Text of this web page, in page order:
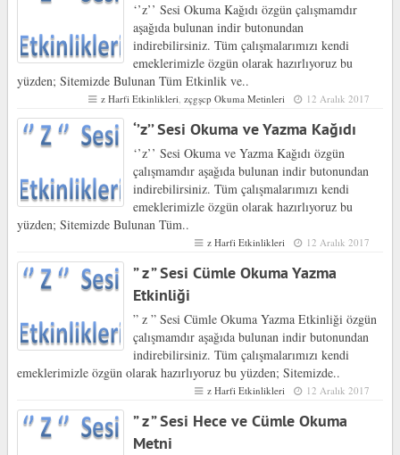
‘’z’’ Sesi Okuma Kağıdı özgün çalışmamdır
aşağıda bulunan indir butonundan
indirebilirsiniz. Tüm çalışmalarımızı kendi
emeklerimizle özgün olarak hazırlıyoruz bu
yüzden; Sitemizde Bulunan Tüm Etkinlik ve..
z Harfi Etkinlikleri,zçgşcp Okuma Metinleri 12 Aralık 2017
‘’z’’ Sesi Okuma ve Yazma Kağıdı
‘’z’’ Sesi Okuma ve Yazma Kağıdı özgün
çalışmamdır aşağıda bulunan indir butonundan
indirebilirsiniz. Tüm çalışmalarımızı kendi
emeklerimizle özgün olarak hazırlıyoruz bu
yüzden; Sitemizde Bulunan Tüm..
z Harfi Etkinlikleri 12 Aralık 2017
” z ” Sesi Cümle Okuma Yazma
Etkinliği
” z ” Sesi Cümle Okuma Yazma Etkinliği özgün
çalışmamdır aşağıda bulunan indir butonundan
indirebilirsiniz. Tüm çalışmalarımızı kendi
emeklerimizle özgün olarak hazırlıyoruz bu yüzden; Sitemizde..
z Harfi Etkinlikleri 12 Aralık 2017
” z ” Sesi Hece ve Cümle Okuma
Metni